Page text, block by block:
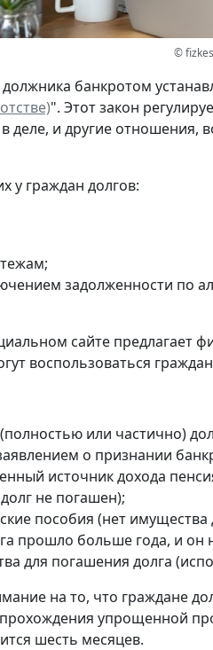
©
банкротом
". Этот закон
деле, и другие отношения,
у граждан долгов:
задолженности
сайте предлагает
воспользоваться
или частично)
о признании
источник дохода
не погашен);
пособия (нет
прошло больше года, и он
для погашения долга
на то, что граждане
упрощенной
шесть месяцев.